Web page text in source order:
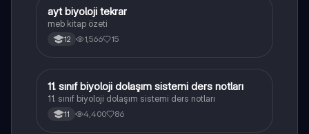
Biyoloji
ayt biyoloji tekrar
meb kitap özeti
12 1,566 15
Biyoloji
11. sınıf biyoloji dolaşım sistemi ders notları
11. sınıf biyoloji dolaşım sistemi ders notları
11 4,400 86